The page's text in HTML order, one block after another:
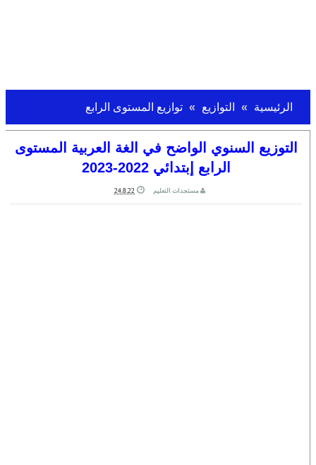
الرئيسية التوازيع توازيع المستوى الرابع
التوزيع السنوي الواضح في الغة العربية المستوى
الرابع إبتدائي 2022-2023
مستجدات التعليم 24.8.22